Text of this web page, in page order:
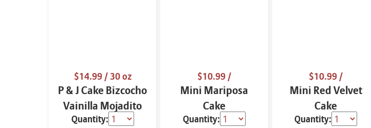
$14.99/ 30 oz
P & J Cake Bizcocho
Vainilla Mojadito
30 oz.
Quantity:
$10.99/
Mini Mariposa
Cake
Quantity:
$10.99/
Mini Red Velvet
Cake
Quantity: